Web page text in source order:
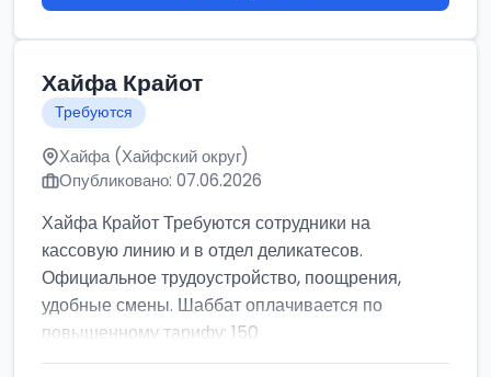
Хайфа Крайот
Требуются
Хайфа (Хайфский округ)
Опубликовано: 07.06.2026
Хайфа Крайот Требуются сотрудники на
кассовую линию и в отдел деликатесов.
Официальное трудоустройство, поощрения,
удобные смены. Шаббат оплачивается по
повышенному тарифу: 150